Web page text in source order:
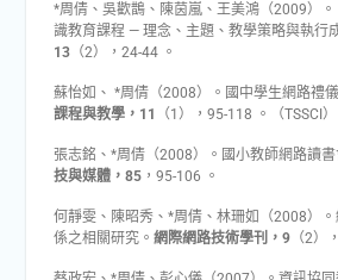
*周倩、吳歡鵲、陳茵嵐、王美鴻（2009）
識教育課程 — 理念、主題、教學策略與執行
13（2），24-44 。
蘇怡如、 *周倩（2008）。國中學生網路禮
課程與教學，11
（1），95-118 。（TSSCI
張志銘、*周倩（2008）。國小教師網路讀書
技與媒體，85，95-106 。
何靜雯、陳昭秀、*周倩、林珊如（2008）
係之相關研究。 網際網路技術學刊，9（2）